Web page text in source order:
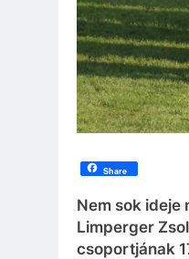
Share
Nem sok ideje
Limperger
csoportjának